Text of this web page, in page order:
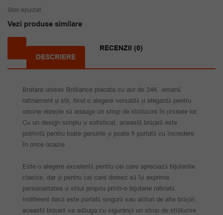
99.00 lei.
Stoc epuizat
Vezi produse similare
DESCRIERE
RECENZII (0)
Bratara unisex Brilliance placata cu aur de 24K emană
rafinament și stil, fiind o alegere versatilă și elegantă pentru
oricine dorește să adauge un strop de strălucire în ținutele lor.
Cu un design simplu și sofisticat, această brățară este
potrivită pentru toate genurile și poate fi purtată cu încredere
în orice ocazie.
Este o alegere excelentă pentru cei care apreciază bijuteriile
clasice, dar și pentru cei care doresc să își exprime
personalitatea și stilul propriu printr-o bijuterie rafinată.
Indiferent dacă este purtată singură sau alături de alte brățări,
această brățară va adăuga cu siguranță un strop de strălucire